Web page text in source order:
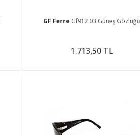
GF Ferre Gf912 03 Güneş Gözlüğü
1.713,50 TL